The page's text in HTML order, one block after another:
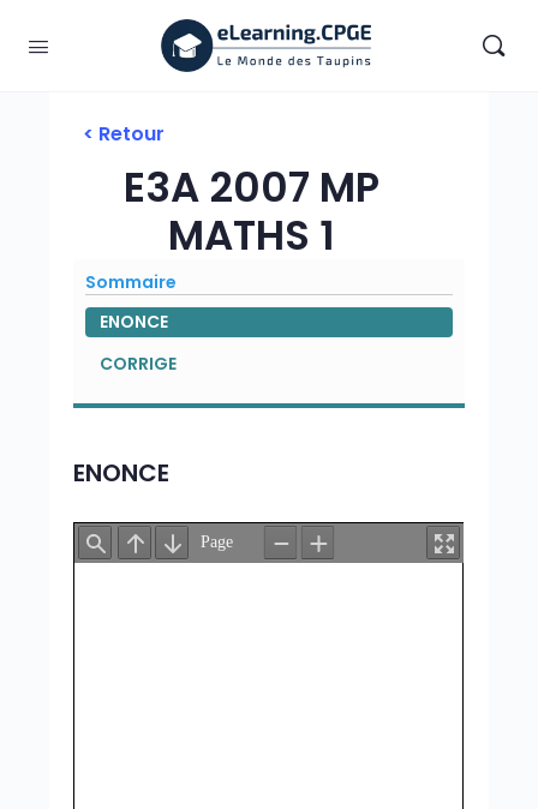
< Retour
E3A 2007 MP
MATHS 1
Sommaire
ENONCE
CORRIGE
ENONCE